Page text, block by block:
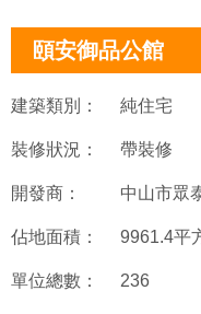
頤安御品公館
建築類別： 純住宅
裝修狀況： 帶裝修
開發商： 中山市眾
佔地面積： 9961.4平
單位總數： 236